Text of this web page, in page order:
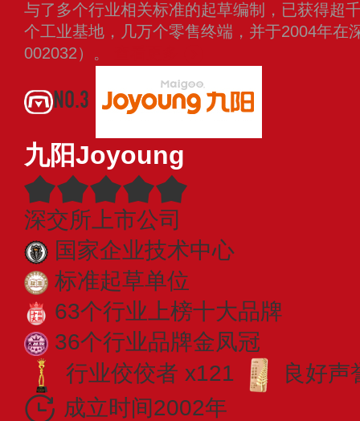
与了多个行业相关标准的起草编制，已获得超
个工业基地，几万个零售终端，并于2004年在
002032）。
NO.3
九阳Joyoung
深交所上市公司
国家企业技术中心
标准起草单位
63个行业上榜十大品牌
36个行业品牌金凤冠
行业佼佼者 x121
良好声
成立时间2002年